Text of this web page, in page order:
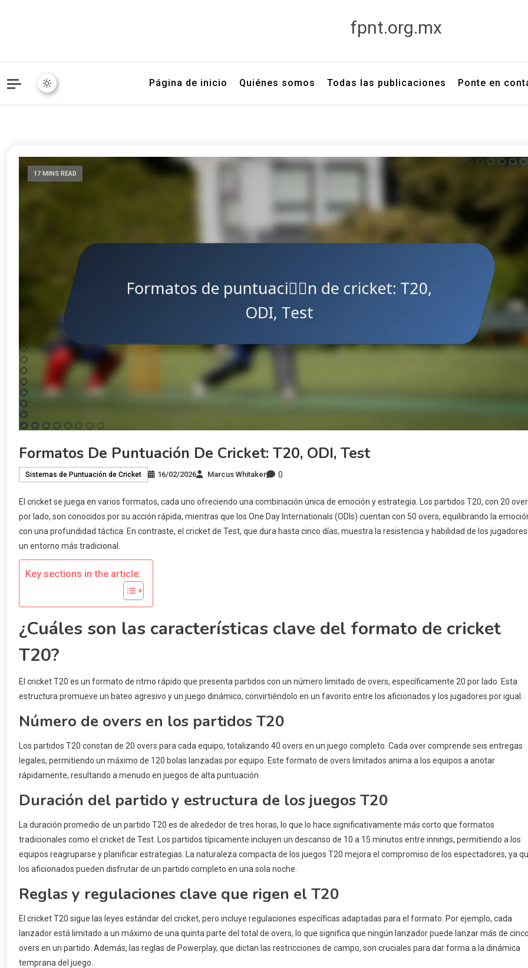
fpnt.org.mx
Página de inicio Quiénes somos Todas las publicaciones Ponte en
17 MINS READ
Formatos De Puntuación De Cricket: T20, ODI, Test
Sistemas de Puntuación de Cricket 16/02/2026 Marcus Whitaker 0
El cricket se juega en varios formatos, cada uno ofreciendo una combinación única de emoción y estrategia. Los partidos T20, con 20
por lado, son conocidos por su acción rápida, mientras que los One Day Internationals (ODIs) cuentan con 50 overs, equilibrando la
con una profundidad táctica. En contraste, el cricket de Test, que dura hasta cinco días, muestra la resistencia y habilidad de los
un entorno más tradicional.
Key sections in the article:
¿Cuáles son las características clave del formato de cricket
T20?
El cricket T20 es un formato de ritmo rápido que presenta partidos con un número limitado de overs, específicamente 20 por lado. Esta
estructura promueve un bateo agresivo y un juego dinámico, convirtiéndolo en un favorito entre los aficionados y los jugadores por igual.
Número de overs en los partidos T20
Los partidos T20 constan de 20 overs para cada equipo, totalizando 40 overs en un juego completo. Cada over comprende seis entregas
legales, permitiendo un máximo de 120 bolas lanzadas por equipo. Este formato de overs limitados anima a los equipos a anotar
rápidamente, resultando a menudo en juegos de alta puntuación.
Duración del partido y estructura de los juegos T20
La duración promedio de un partido T20 es de alrededor de tres horas, lo que lo hace significativamente más corto que formatos
tradicionales como el cricket de Test. Los partidos típicamente incluyen un descanso de 10 a 15 minutos entre innings, permitiendo a los
equipos reagruparse y planificar estrategias. La naturaleza compacta de los juegos T20 mejora el compromiso de los espectadores, ya
los aficionados pueden disfrutar de un partido completo en una sola noche.
Reglas y regulaciones clave que rigen el T20
El cricket T20 sigue las leyes estándar del cricket, pero incluye regulaciones específicas adaptadas para el formato. Por ejemplo, cada
lanzador está limitado a un máximo de una quinta parte del total de overs, lo que significa que ningún lanzador puede lanzar más de
overs en un partido. Además, las reglas de Powerplay, que dictan las restricciones de campo, son cruciales para dar forma a la dinámica
temprana del juego.